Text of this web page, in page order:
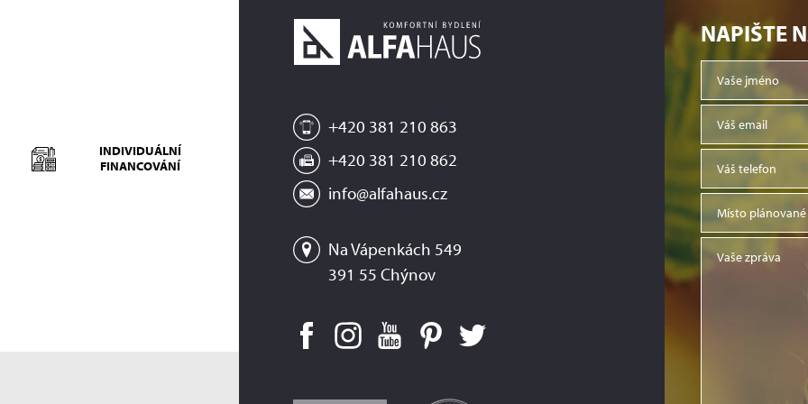
INDIVIDUÁLNÍ
FINANCOVÁNÍ
+420 381 210 863
+420 381 210 862
info@alfahaus.cz
Na Vápenkách 549
391 55 Chýnov
NAPIŠTE